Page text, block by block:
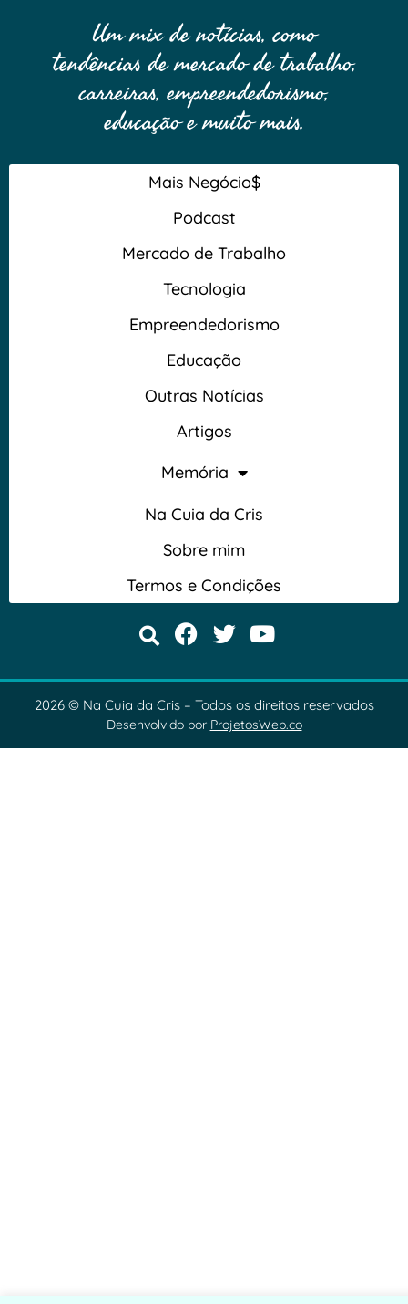
Um mix de notícias, como
tendências de mercado de trabalho,
carreiras, empreendedorismo,
educação e muito mais.
Mais Negócio$
Podcast
Mercado de Trabalho
Tecnologia
Empreendedorismo
Educação
Outras Notícias
Artigos
Memória
Na Cuia da Cris
Sobre mim
Termos e Condições
2026 © Na Cuia da Cris – Todos os direitos reservados
Desenvolvido por ProjetosWeb.co